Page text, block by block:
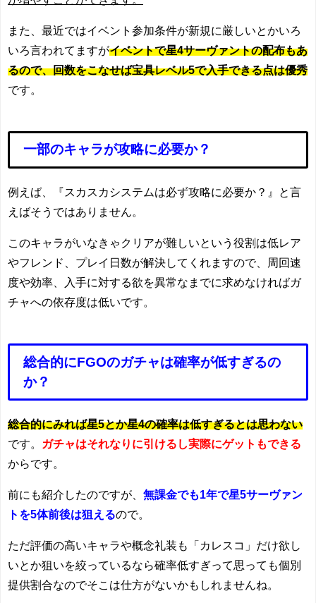
また、最近ではイベント参加条件が新規に厳しいとかいろ
いろ言われてますがイベントで星4サーヴァントの配布もあ
るので、回数をこなせば宝具レベル5で入手できる点は優秀
です。
一部のキャラが攻略に必要か？
例えば、『スカスカシステムは必ず攻略に必要か？』と言
えばそうではありません。
このキャラがいなきゃクリアが難しいという役割は低レア
やフレンド、プレイ日数が解決してくれますので、周回速
度や効率、入手に対する欲を異常なまでに求めなければガ
チャへの依存度は低いです。
総合的にFGOのガチャは確率が低すぎるの
か？
総合的にみれば星5とか星4の確率は低すぎるとは思わない
です。
ガチャはそれなりに引けるし実際にゲットもできる
からです。
前にも紹介したのですが、 無課金でも1年で星5サーヴァン
トを5体前後は狙えるので。
ただ評価の高いキャラや概念礼装も「カレスコ」だけ欲し
いとか狙いを絞っているなら確率低すぎって思っても個別
提供割合なのでそこは仕方がないかもしれませんね。